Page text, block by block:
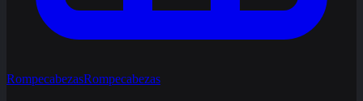
RompecabezasRompecabezas